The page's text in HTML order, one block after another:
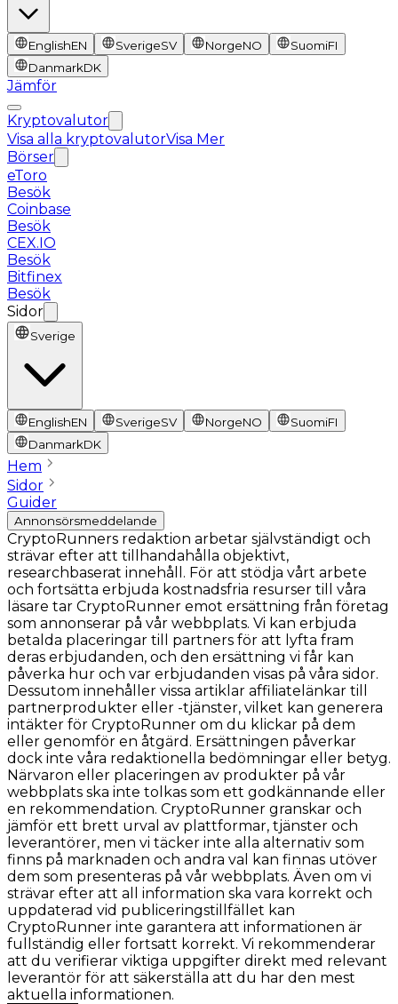
EnglishEN SverigeSV NorgeNO SuomiFI
DanmarkDK
Jämför
Kryptovalutor
Visa alla kryptovalutorVisa Mer
Börser
eToro
Besök
Coinbase
Besök
CEX.IO
Besök
Bitfinex
Besök
Sidor
Sverige
EnglishEN SverigeSV NorgeNO SuomiFI
DanmarkDK
Hem
Sidor
Guider
Annonsörsmeddelande
CryptoRunners redaktion arbetar självständigt och
strävar efter att tillhandahålla objektivt,
researchbaserat innehåll. För att stödja vårt arbete
och fortsätta erbjuda kostnadsfria resurser till våra
läsare tar CryptoRunner emot ersättning från företag
som annonserar på vår webbplats. Vi kan erbjuda
betalda placeringar till partners för att lyfta fram
deras erbjudanden, och den ersättning vi får kan
påverka hur och var erbjudanden visas på våra sidor.
Dessutom innehåller vissa artiklar affiliatelänkar till
partnerprodukter eller -tjänster, vilket kan generera
intäkter för CryptoRunner om du klickar på dem
eller genomför en åtgärd. Ersättningen påverkar
dock inte våra redaktionella bedömningar eller betyg.
Närvaron eller placeringen av produkter på vår
webbplats ska inte tolkas som ett godkännande eller
en rekommendation. CryptoRunner granskar och
jämför ett brett urval av plattformar, tjänster och
leverantörer, men vi täcker inte alla alternativ som
finns på marknaden och andra val kan finnas utöver
dem som presenteras på vår webbplats. Även om vi
strävar efter att all information ska vara korrekt och
uppdaterad vid publiceringstillfället kan
CryptoRunner inte garantera att informationen är
fullständig eller fortsatt korrekt. Vi rekommenderar
att du verifierar viktiga uppgifter direkt med relevant
leverantör för att säkerställa att du har den mest
aktuella informationen.